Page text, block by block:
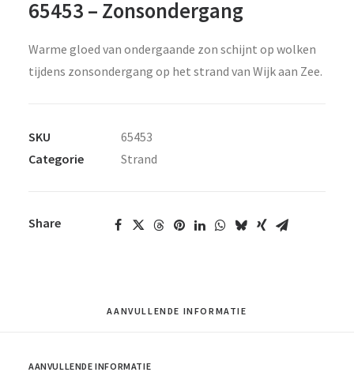
65453 – Zonsondergang
Warme gloed van ondergaande zon schijnt op wolken
tijdens zonsondergang op het strand van Wijk aan Zee.
SKU
65453
Categorie
Strand
Share
AANVULLENDE INFORMATIE
AANVULLENDE INFORMATIE